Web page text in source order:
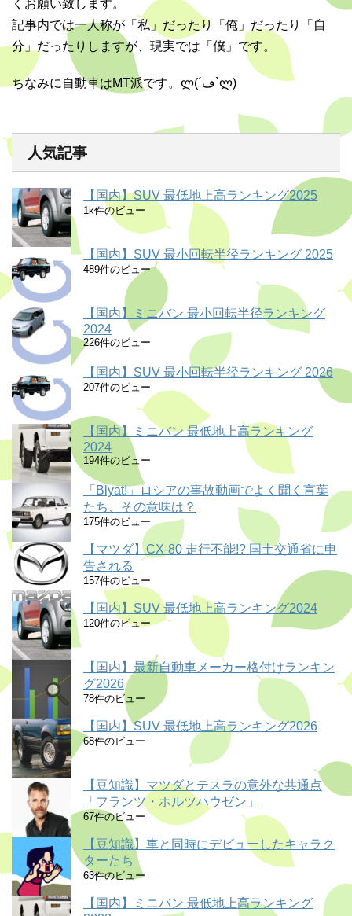
くお願い致します。
記事内では一人称が「私」だったり「俺」だったり「自
分」だったりしますが、現実では「僕」です。
ちなみに自動車はMT派です。ლ(´ڡ`ლ)
人気記事
【国内】SUV 最低地上高ランキング2025
1k件のビュー
【国内】SUV 最小回転半径ランキング 2025
489件のビュー
【国内】ミニバン 最小回転半径ランキング
2024
226件のビュー
【国内】SUV 最小回転半径ランキング 2026
207件のビュー
【国内】ミニバン 最低地上高ランキング
2024
194件のビュー
「Blyat!」ロシアの事故動画でよく聞く言葉
たち、その意味は？
175件のビュー
【マツダ】CX-80 走行不能!? 国土交通省に申
告される
157件のビュー
【国内】SUV 最低地上高ランキング2024
120件のビュー
【国内】最新自動車メーカー格付けランキン
グ2026
78件のビュー
【国内】SUV 最低地上高ランキング2026
68件のビュー
【豆知識】マツダとテスラの意外な共通点
「フランツ・ホルツハウゼン」
67件のビュー
【豆知識】車と同時にデビューしたキャラク
ターたち
63件のビュー
【国内】ミニバン 最低地上高ランキング